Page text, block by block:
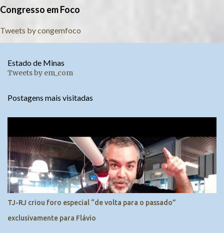
Congresso em Foco
Tweets by congemfoco
Estado de Minas
Tweets by em_com
Postagens mais visitadas
TJ-RJ criou foro especial “de volta para o passado”
exclusivamente para Flávio